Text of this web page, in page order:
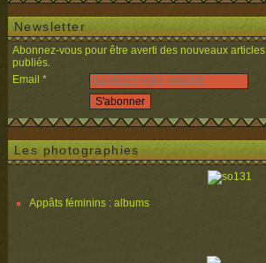
Newsletter
Abonnez-vous pour être averti des nouveaux articles
publiés.
Email
Les photographies
Appâts féminins : albums